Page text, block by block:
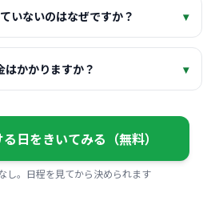
いないのはなぜですか？ ▾
はかかりますか？ ▾
日をきいてみる（無料）
し。日程を見てから決められます